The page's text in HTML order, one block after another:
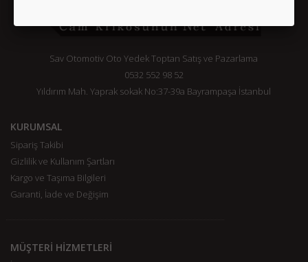
Sav Otomotiv Oto Yedek Toptan Satış ve Pazarlama
0532 552 98 52
Yıldırım Mah. Yaprak sokak No:37-39a Bayrampaşa İstanbul
KURUMSAL
Sipariş Takibi
Gizlilik ve Kullanım Şartları
Kargo ve Taşıma Bilgileri
Garanti, İade ve Değişim
MÜŞTERİ HİZMETLERİ